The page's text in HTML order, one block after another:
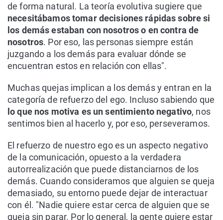
de forma natural. La teoría evolutiva sugiere que
necesitábamos tomar decisiones rápidas sobre si
los demás estaban con nosotros o en contra de
nosotros. Por eso, las personas siempre están
juzgando a los demás para evaluar dónde se
encuentran estos en relación con ellas".
Muchas quejas implican a los demás y entran en la
categoría de refuerzo del ego. Incluso sabiendo que
lo que nos motiva es un sentimiento negativo, nos
sentimos bien al hacerlo y, por eso, perseveramos.
El refuerzo de nuestro ego es un aspecto negativo
de la comunicación, opuesto a la verdadera
autorrealización que puede distanciarnos de los
demás. Cuando consideramos que alguien se queja
demasiado, su entorno puede dejar de interactuar
con él. "Nadie quiere estar cerca de alguien que se
queja sin parar. Por lo general, la gente quiere estar